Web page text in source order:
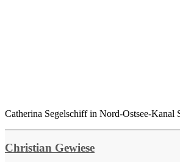
Catherina Segelschiff in Nord-Ostsee-Kanal
Christian Gewiese